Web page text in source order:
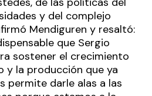
y del complejo
Mendiguren y resaltó:
que Sergio
sostener el crecimiento
y la producción que ya
permite darle alas a las